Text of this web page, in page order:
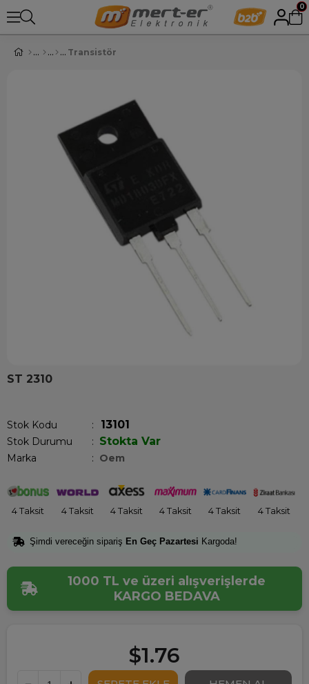
0
Transistör
ST 2310
Stok Kodu 13101
Stok Durumu : Stokta Var
Marka : Oem
4 Taksit 4 Taksit 4 Taksit 4 Taksit 4 Taksit 4 Taksit
Şimdi vereceğin sipariş En Geç Pazartesi Kargoda!
1000 TL ve üzeri alışverişlerde
KARGO BEDAVA
$1.76